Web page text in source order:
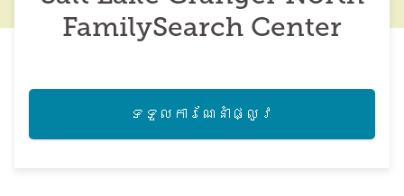
FamilySearch Center
ទទួល​ការណែនាំ​ផ្លូវ